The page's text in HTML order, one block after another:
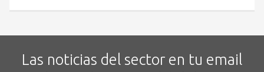
Las noticias del sector en tu email